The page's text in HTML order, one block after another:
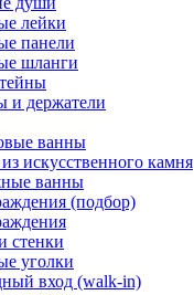
лейки
панели
шланги
и держатели
ванны
искусственного камня
ванны
(подбор)
стенки
уголки
вход (walk-in)